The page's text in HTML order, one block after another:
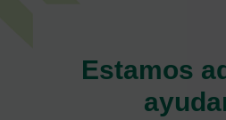
Estamos